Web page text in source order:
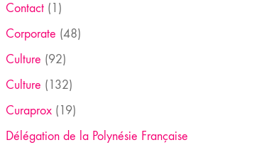
Contact(1)
Corporate (48)
Culture (92)
Culture (132)
Curaprox(19)
Délégation de la Polynésie Française